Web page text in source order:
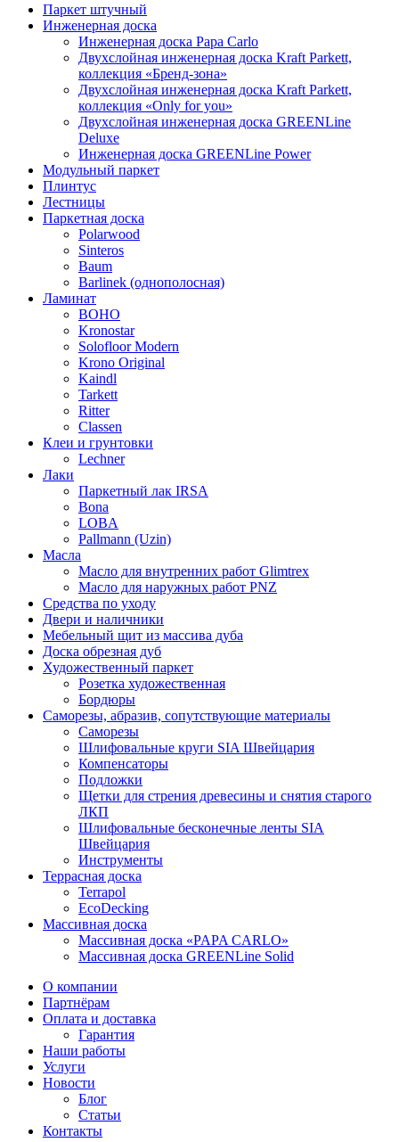
Паркет штучный
Инженерная доска
Инженерная доска Papa Carlo
Двухслойная инженерная доска Kraft Parkett,
коллекция «Бренд-зона»
Двухслойная инженерная доска Kraft Parkett,
коллекция «Only for you»
Двухслойная инженерная доска GREENLine
Deluxe
Инженерная доска GREENLine Power
Модульный паркет
Плинтус
Лестницы
Паркетная доска
Polarwood
Sinteros
Baum
Barlinek (однополосная)
Ламинат
BOHO
Kronostar
Solofloor Modern
Krono Original
Kaindl
Tarkett
Ritter
Classen
Клеи и грунтовки
Lechner
Лаки
Паркетный лак IRSA
Bona
LOBA
Pallmann (Uzin)
Масла
Масло для внутренних работ Glimtrex
Масло для наружных работ PNZ
Средства по уходу
Двери и наличники
Мебельный щит из массива дуба
Доска обрезная дуб
Художественный паркет
Розетка художественная
Бордюры
Саморезы, абразив, сопутствующие материалы
Саморезы
Шлифовальные круги SIA Швейцария
Компенсаторы
Подложки
Щетки для стрения древесины и снятия старого
ЛКП
Шлифовальные бесконечные ленты SIA
Швейцария
Инструменты
Террасная доска
Terrapol
EcoDecking
Массивная доска
Массивная доска «PAPA CARLO»
Массивная доска GREENLine Solid
О компании
Партнёрам
Оплата и доставка
Гарантия
Наши работы
Услуги
Новости
Блог
Статьи
Контакты